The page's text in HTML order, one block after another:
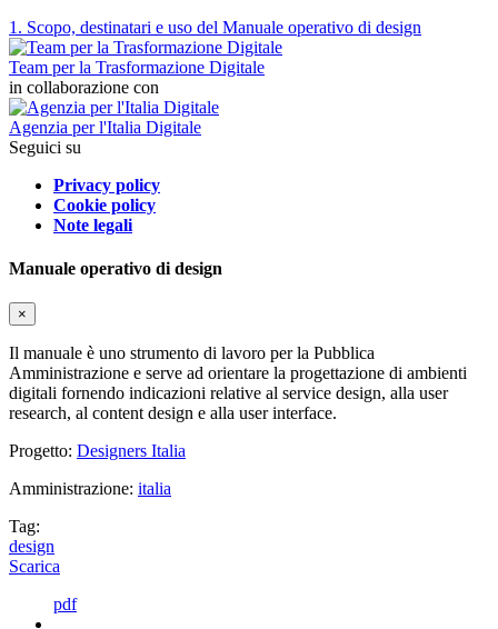
1. Scopo, destinatari e uso del Manuale operativo di design
Team per la Trasformazione Digitale
in collaborazione con
Agenzia per l'Italia Digitale
Seguici su
Privacy policy
Cookie policy
Note legali
Manuale operativo di design
×
Il manuale è uno strumento di lavoro per la Pubblica
Amministrazione e serve ad orientare la progettazione di ambienti
digitali fornendo indicazioni relative al service design, alla user
research, al content design e alla user interface.
Progetto: Designers Italia
Amministrazione: italia
Tag:
design
Scarica
pdf